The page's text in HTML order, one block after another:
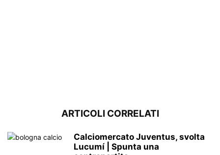
ARTICOLI CORRELATI
Calciomercato Juventus, svolta
Lucumí | Spunta una